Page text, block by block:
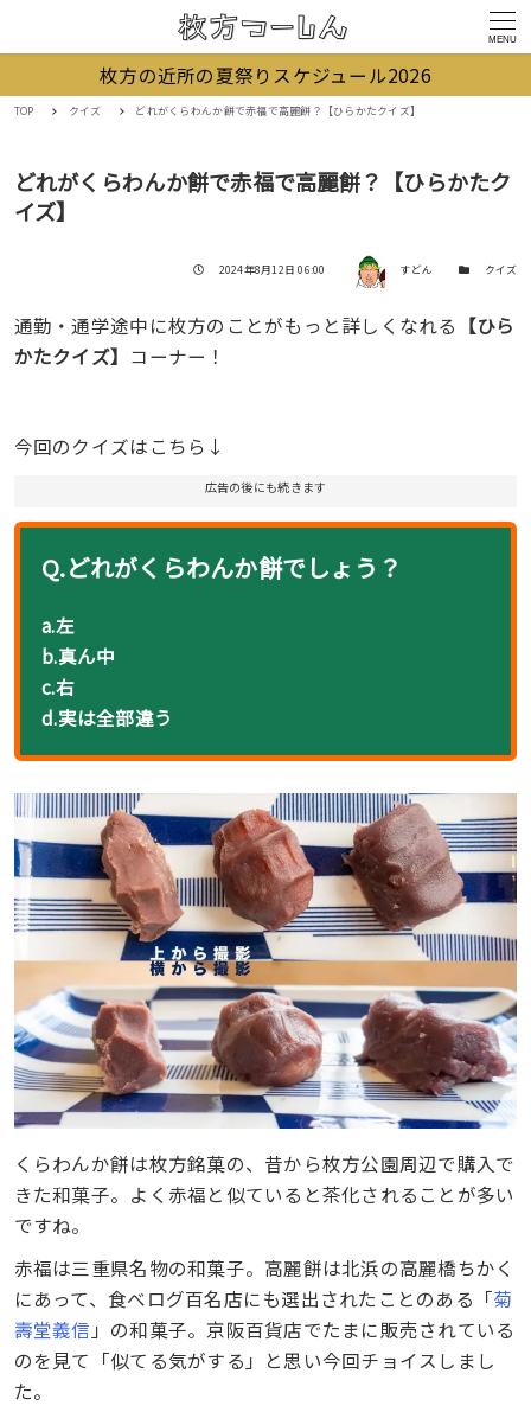
MENU
枚方の近所の夏祭りスケジュール2026
TOP クイズ どれがくらわんか餅で赤福で高麗餅？【ひらかたクイズ】
どれがくらわんか餅で赤福で高麗餅？【ひらかたク
イズ】
投稿日
2024年8月12日 06:00 著者 すどん カテゴリー
クイズ
通勤・通学途中に枚方のことがもっと詳しくなれる 【ひら
かたクイズ】 コーナー！
今回のクイズはこちら↓
広告の後にも続きます
Q.どれがくらわんか餅でしょう？
a.左
b.真ん中
c.右
d.実は全部違う
くらわんか餅は枚方銘菓の、昔から枚方公園周辺で購入で
きた和菓子。よく赤福と似ていると茶化されることが多い
ですね。
赤福は三重県名物の和菓子。高麗餅は北浜の高麗橋ちかく
にあって、食べログ百名店にも選出されたことのある「菊
壽堂義信 」の和菓子。京阪百貨店でたまに販売されている
のを見て「似てる気がする」と思い今回チョイスしまし
た。